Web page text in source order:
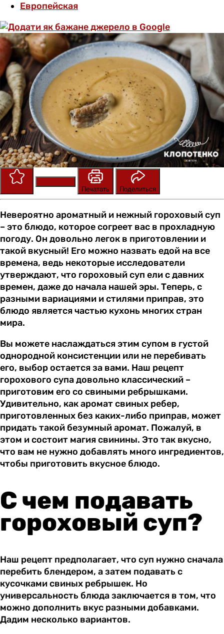
Европейская
Печатать
Поделиться
Невероятно ароматный и нежный гороховый суп
– это блюдо, которое согреет вас в прохладную
погоду. Он довольно легок в приготовлении и
такой вкусный! Его можно назвать едой на все
времена, ведь некоторые исследователи
утверждают, что гороховый суп ели с давних
времен, даже до начала нашей эры. Теперь, с
разными вариациями и стилями приправ, это
блюдо является частью кухонь многих стран
мира.
Вы можете наслаждаться этим супом в густой
однородной консистенции или не перебивать
его, выбор остается за вами. Наш рецепт
горохового супа довольно классический –
приготовим его со свиными ребрышками.
Удивительно, как аромат свиных ребер,
приготовленных без каких-либо приправ, может
придать такой безумный аромат. Пожалуй, в
этом и состоит магия свинины. Это так вкусно,
что вам не нужно добавлять много ингредиентов,
чтобы приготовить вкусное блюдо.
С чем подавать
гороховый суп?
Наш рецепт предполагает, что суп нужно сначала
перебить блендером, а затем подавать с
кусочками свиных ребрышек. Но
универсальность блюда заключается в том, что
можно дополнить вкус разными добавками.
Дадим несколько вариантов.